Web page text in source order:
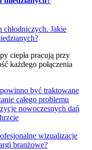
ciepła pracują przy
każdego połączenia
być traktowane
całego problemu
nowoczesnych dań
wizualizacje
branżowe?